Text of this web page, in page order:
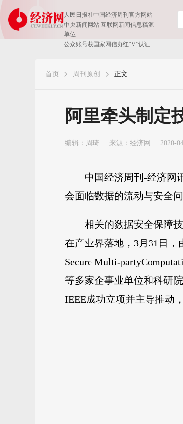
人民日报社中国经济周刊官方网站
中央新闻网站 互联网新闻信息稿源
单位
公众账号获国家网信办红“V”认证
首页 周刊原创 正文
阿里牵头制定
编辑：周琦 来源：经济网 2020-
中国经济周刊-经济网
会面临数据的流动与安全
相关的数据安全保障
在产业界落地，3月31日，
Secure Multi-
等多家企事业单位和科研
IEEE成功立项并主导推动